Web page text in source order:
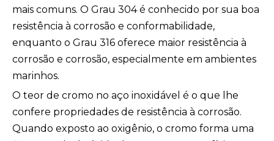
mais comuns. O Grau 304 é conhecido por sua boa
resistência à corrosão e conformabilidade,
enquanto o Grau 316 oferece maior resistência à
corrosão e corrosão, especialmente em ambientes
marinhos.
O teor de cromo no aço inoxidável é o que lhe
confere propriedades de resistência à corrosão.
Quando exposto ao oxigênio, o cromo forma uma